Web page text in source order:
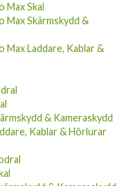
Max Skal
Max Skärmskydd &
Max Laddare, Kablar &
& Kameraskydd
Kablar & Hörlurar